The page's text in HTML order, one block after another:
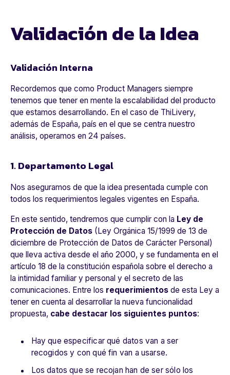
Validación de la Idea
Validación Interna
Recordemos que como Product Managers siempre
tenemos que tener en mente la escalabilidad del producto
que estamos desarrollando. En el caso de ThiLivery,
además de España, país en el que se centra nuestro
análisis, operamos en 24 países.
1. Departamento Legal
Nos aseguramos de que la idea presentada cumple con
todos los requerimientos legales vigentes en España.
En este sentido, tendremos que cumplir con la Ley de
Protección de Datos (Ley Orgánica 15/1999 de 13 de
diciembre de Protección de Datos de Carácter Personal)
que lleva activa desde el año 2000, y se fundamenta en el
artículo 18 de la constitución española sobre el derecho a
la intimidad familiar y personal y el secreto de las
comunicaciones. Entre los requerimientos de esta Ley a
tener en cuenta al desarrollar la nueva funcionalidad
propuesta, cabe destacar los siguientes puntos:
Hay que especificar qué datos van a ser
recogidos y con qué fin van a usarse.
Los datos que se recojan han de ser sólo los